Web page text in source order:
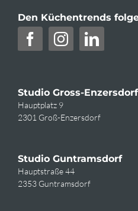
Den Küchentrends
Studio Gross-Enzersdorf
Hauptplatz 9
2301 Groß-Enzersdorf
Studio Guntramsdorf
Hauptstraße 44
2353 Guntramsdorf